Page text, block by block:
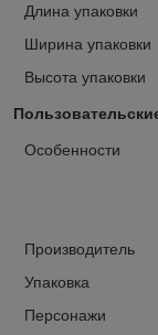
Длина упаковки
Ширина упаковки
Высота упаковки
Особенности
Производитель
Упаковка
Персонажи